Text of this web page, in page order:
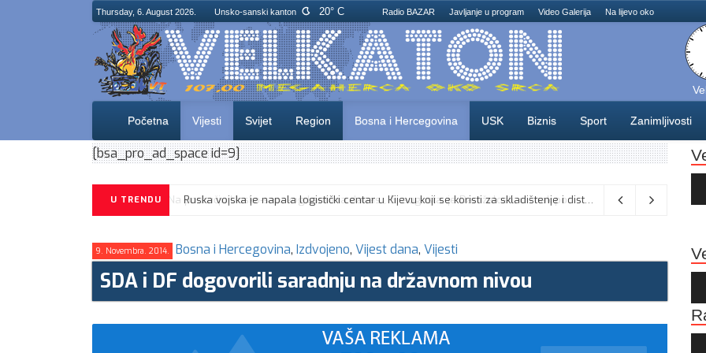
Thursday, 6. August 2026. Unsko-sanski kanton 20° C Radio BAZAR Javljanje u program Video Galerija Na lijevo oko
Početna Vijesti Svijet Region Bosna i Hercegovina USK Biznis Sport Zanimljivosti
[bsa_pro_ad_space id=9]
U TRENDU Na području Unsko-sanskog kantona danas , 5. augusta, je Dan žalosti, u znak poštovanja prema liku i djelu generala Izeta Nanića,
9. Novembra. 2014. Bosna i Hercegovina, Izdvojeno, Vijest dana, Vijesti
SDA i DF dogovorili saradnju na državnom nivou